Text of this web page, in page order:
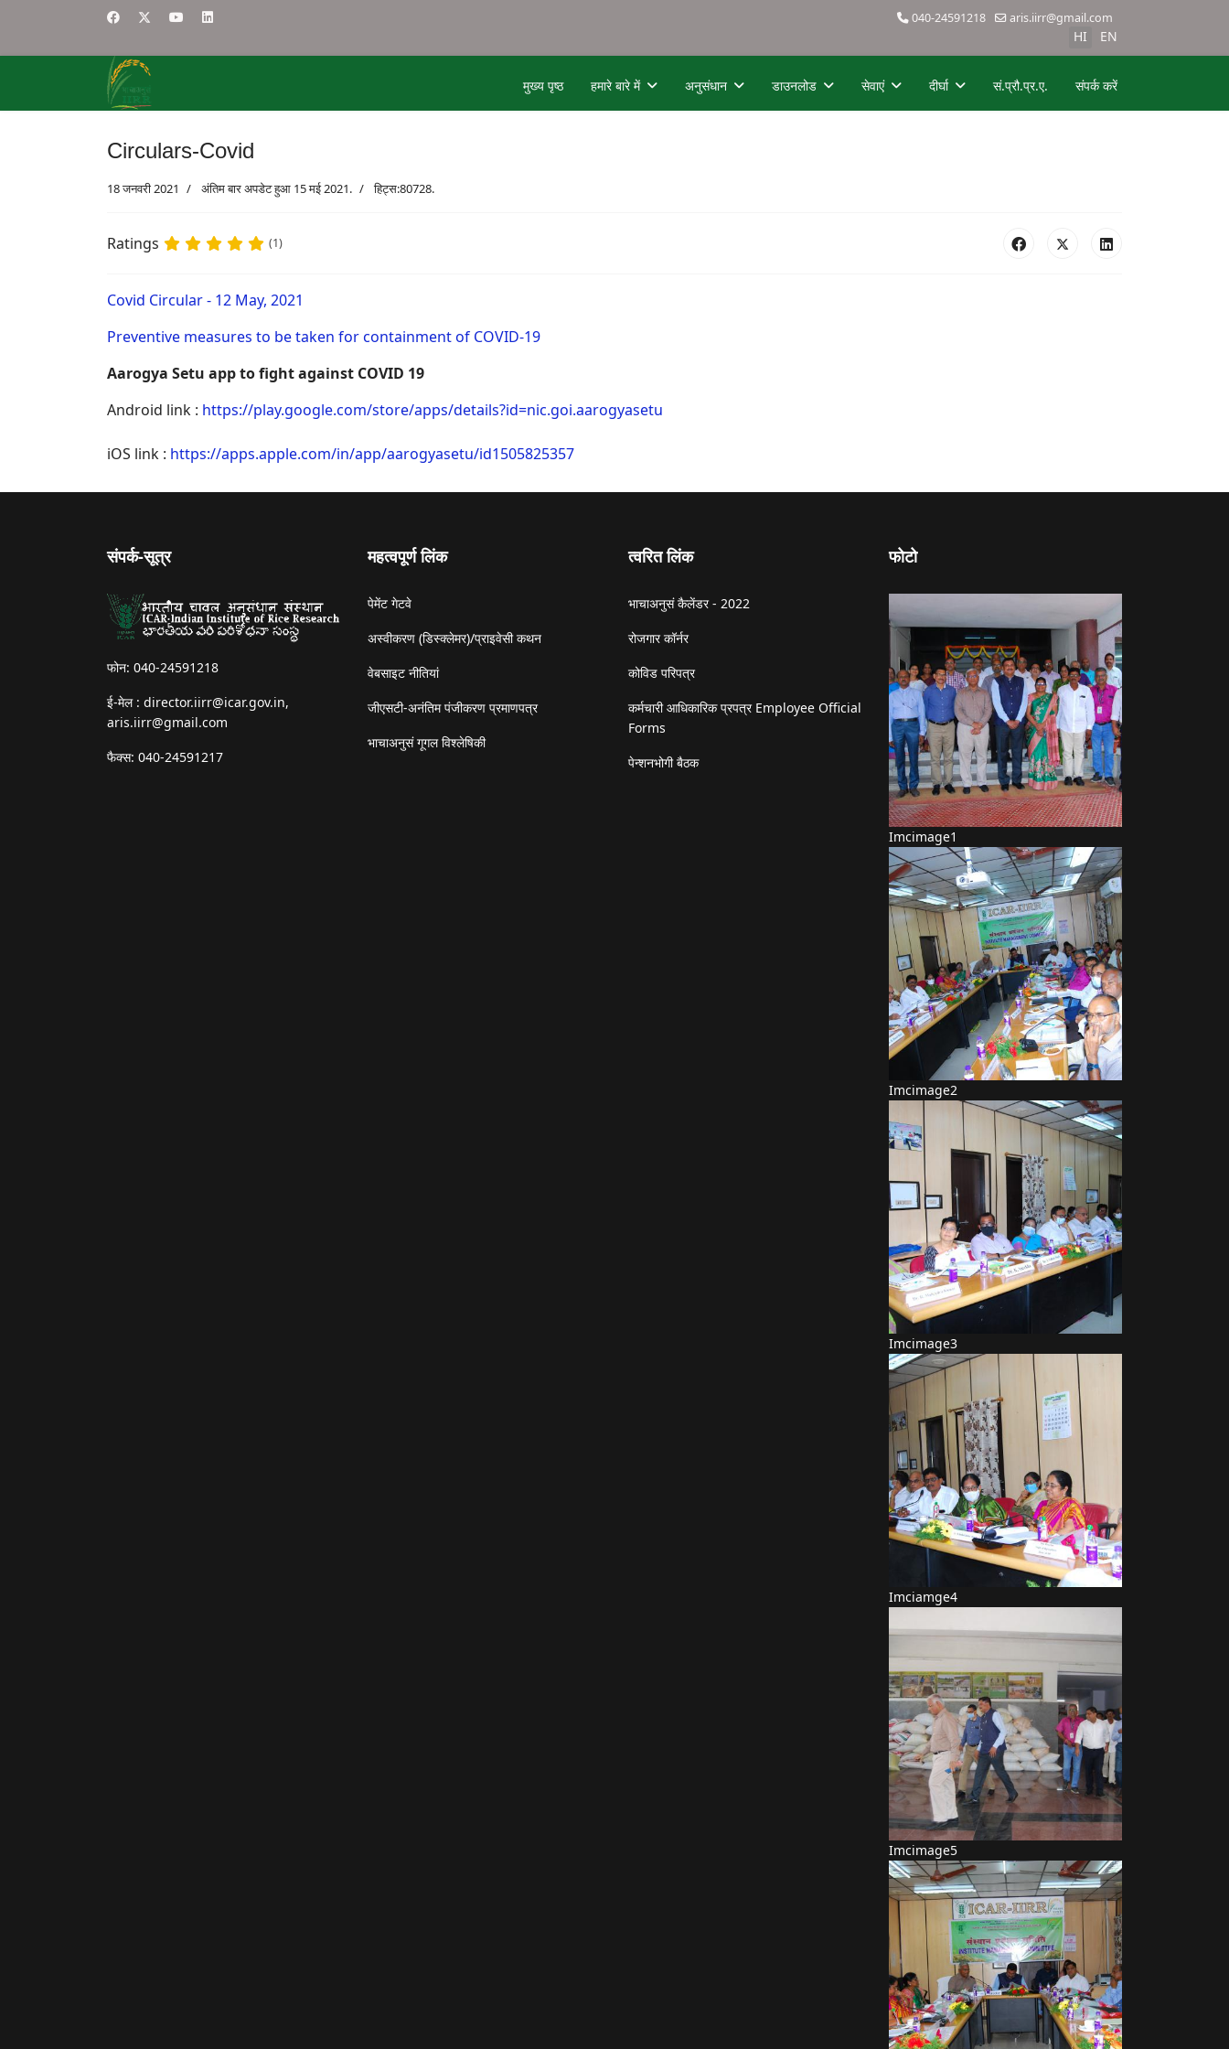
040-24591218 aris.iirr@gmail.com
HI EN
मुख्य पृष्ठ हमारे बारे में अनुसंधान डाउनलोड सेवाएं दीर्घा सं.प्रौ.प्र.ए. संपर्क करें
Circulars-Covid
18 जनवरी 2021 अंतिम बार अपडेट हुआ 15 मई 2021. हिट्स:80728.
Ratings (1)
Covid Circular - 12 May, 2021
Preventive measures to be taken for containment of COVID-19
Aarogya Setu app to fight against COVID 19
Android link : https://play.google.com/store/apps/details?id=nic.goi.aarogyasetu
iOS link : https://apps.apple.com/in/app/aarogyasetu/id1505825357
संपर्क-सूत्र
फोन: 040-24591218
ई-मेल : director.iirr@icar.gov.in,
aris.iirr@gmail.com
फैक्स: 040-24591217
महत्वपूर्ण लिंक
पेमेंट गेटवे
अस्वीकरण (डिस्क्लेमर)/प्राइवेसी कथन
वेबसाइट नीतियां
जीएसटी-अनंतिम पंजीकरण प्रमाणपत्र
भाचाअनुसं गूगल विश्लेषिकी
त्वरित लिंक
भाचाअनुसं कैलेंडर - 2022
रोजगार कॉर्नर
कोविड परिपत्र
कर्मचारी आधिकारिक प्रपत्र Employee Official
Forms
पेन्शनभोगी बैठक
फोटो
Imcimage1
Imcimage2
Imcimage3
Imciamge4
Imcimage5